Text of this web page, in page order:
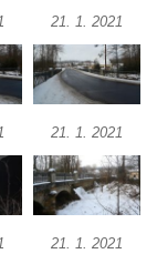
21. 1. 2021
21. 1. 2021
21. 1. 2021